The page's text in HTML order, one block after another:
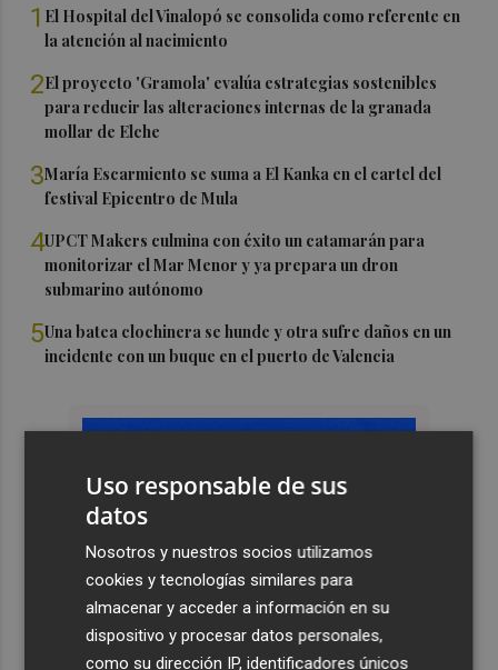
1 El Hospital del Vinalopó se consolida como referente en
la atención al nacimiento
2El proyecto 'Gramola' evalúa estrategias sostenibles
para reducir las alteraciones internas de la granada
mollar de Elche
3María Escarmiento se suma a El Kanka en el cartel del
festival Epicentro de Mula
4UPCT Makers culmina con éxito un catamarán para
monitorizar el Mar Menor y ya prepara un dron
submarino autónomo
5Una batea clochinera se hunde y otra sufre daños en un
incidente con un buque en el puerto de Valencia
Uso responsable de sus
datos
Nosotros y nuestros socios utilizamos
cookies y tecnologías similares para
almacenar y acceder a información en su
dispositivo y procesar datos personales,
como su dirección IP, identificadores únicos